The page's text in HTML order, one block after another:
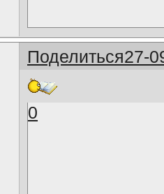
Поделиться27-
0